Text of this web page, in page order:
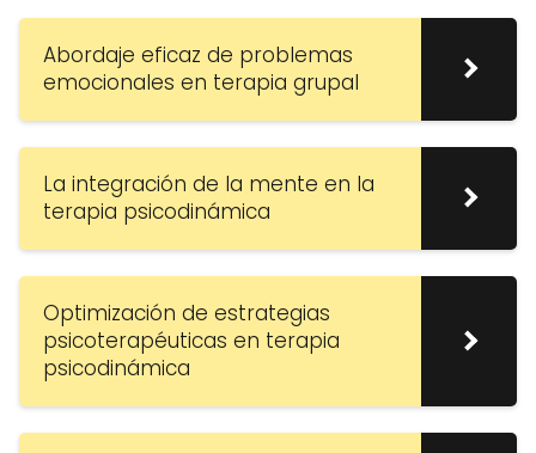
Abordaje eficaz de problemas
emocionales en terapia grupal
La integración de la mente en la
terapia psicodinámica
Optimización de estrategias
psicoterapéuticas en terapia
psicodinámica